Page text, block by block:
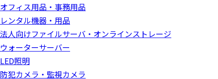
オフィス用品・事務用品
レンタル機器・用品
法人向けファイルサーバ・オンラインストレージ
ウォーターサーバー
LED照明
防犯カメラ・監視カメラ